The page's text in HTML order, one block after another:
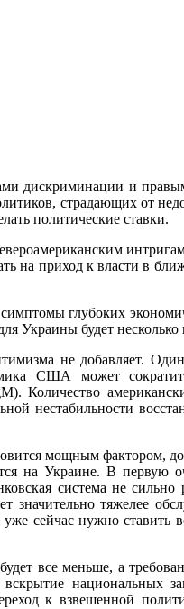
дискриминации и
страдающих от
политические ставки.
на приход к власти в
глубоких
Украины будет несколько
не добавляет.
США может
Количество
нестабильности
мощным фактором,
на Украине. В первую
система не
тяжелее
сейчас нужно ставить
все меньше, а
национальных
к взвешенной